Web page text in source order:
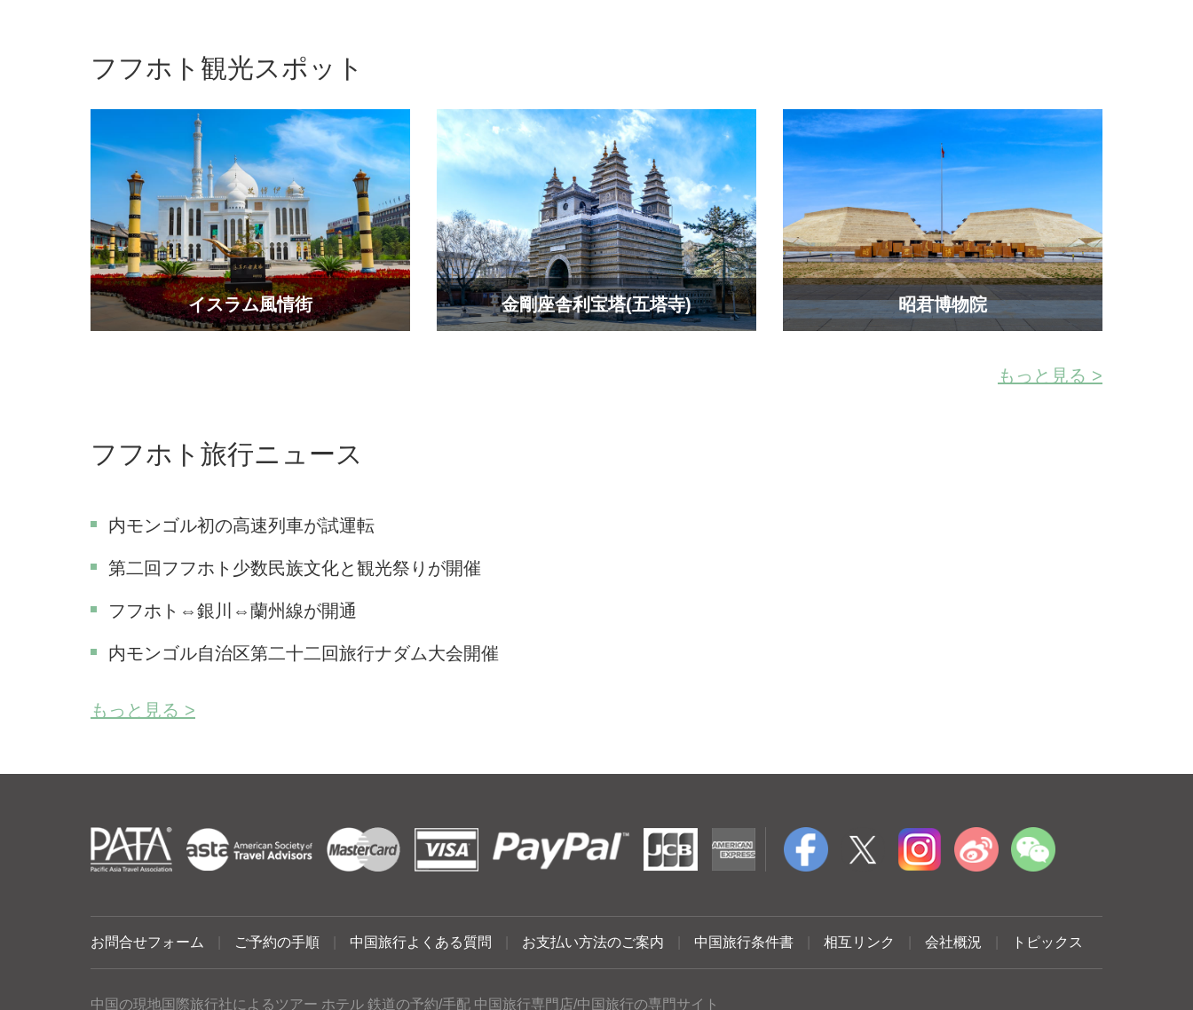
フフホト観光スポット
イスラム風情街 金剛座舎利宝塔(五塔寺) 昭君博物院
もっと見る >
フフホト旅行ニュース
内モンゴル初の高速列車が試運転
第二回フフホト少数民族文化と観光祭りが開催
フフホト⇔銀川⇔蘭州線が開通
内モンゴル自治区第二十二回旅行ナダム大会開催
もっと見る >
お問合せフォーム ご予約の手順 中国旅行よくある質問 お支払い方法のご案内 中国旅行条件書 相互リンク 会社概況 トピックス
中国の現地国際旅行社によるツアー ホテル 鉄道の予約/手配 中国旅行専門店/中国旅行の専門サイト